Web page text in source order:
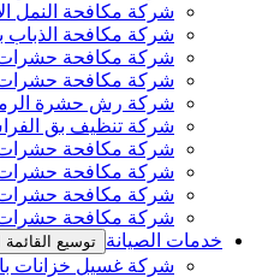
شركة مكافحة النمل
شركة مكافحة الذباب
شركة مكافحة حشرات
شركة مكافحة
شركة رش حشرة
شركة تنظيف بق
شركة مكافحة حشرات
شركة مكافحة حشرات
شركة مكافحة حشرات
شركة مكافحة حشرات
خدمات الصيانة توسيع القائمة
شركة غسيل خزانات